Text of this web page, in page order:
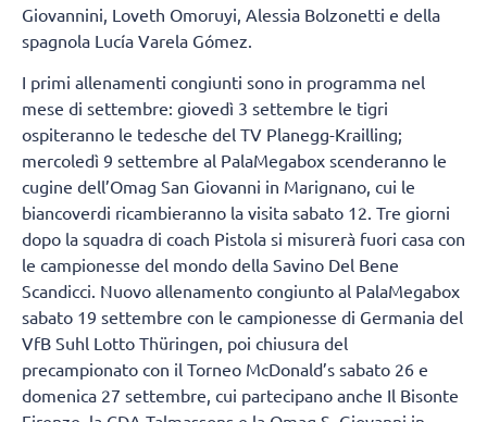
Giovannini, Loveth Omoruyi, Alessia Bolzonetti e della
spagnola Lucía Varela Gómez.
I primi allenamenti congiunti sono in programma nel
mese di settembre: giovedì 3 settembre le tigri
ospiteranno le tedesche del TV Planegg-Krailling;
mercoledì 9 settembre al PalaMegabox scenderanno le
cugine dell’Omag San Giovanni in Marignano, cui le
biancoverdi ricambieranno la visita sabato 12. Tre giorni
dopo la squadra di coach Pistola si misurerà fuori casa con
le campionesse del mondo della Savino Del Bene
Scandicci. Nuovo allenamento congiunto al PalaMegabox
sabato 19 settembre con le campionesse di Germania del
VfB Suhl Lotto Thüringen, poi chiusura del
precampionato con il Torneo McDonald’s sabato 26 e
domenica 27 settembre, cui partecipano anche Il Bisonte